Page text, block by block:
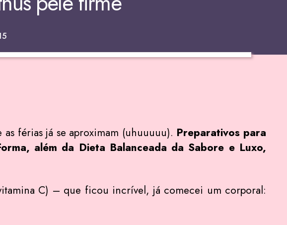
férias já se aproximam (uhuuuuu). Preparativos para
além da Dieta Balanceada da Sabore e Luxo,
C) – que ficou incrível, já comecei um corporal: